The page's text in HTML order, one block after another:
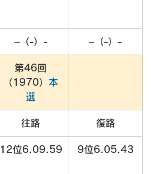
–（-）- –（-）-
第46回
（1970） 本
選
往路 復路
12位6.09.59 9位6.05.43